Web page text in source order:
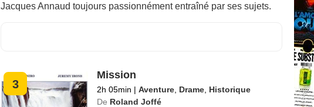
Jacques Annaud toujours passionnément entraîné par ses sujets.
3
Mission
2h 05min | Aventure, Drame, Historique
De Roland Joffé